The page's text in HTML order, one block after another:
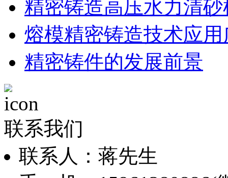
精密铸造高压水力清
熔模精密铸造技术应
精密铸件的发展前景
联系我们
联系人：蒋先生